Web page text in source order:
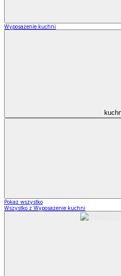
Wyposażenie kuchni
Pokaż wszystko
Wszystko z Wyposażenie kuchni